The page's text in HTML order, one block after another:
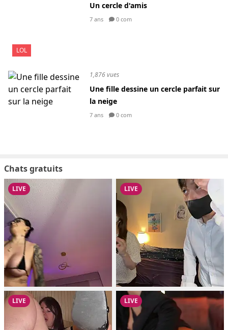
LOL
Un cercle d'amis
7 ans 0 com
1,876 vues
Une fille dessine un cercle parfait sur
la neige
7 ans 0 com
Chats gratuits